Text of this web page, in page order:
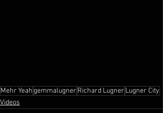
Mehr Yeahgemmalugner Richard Lugner Lugner City
Videos